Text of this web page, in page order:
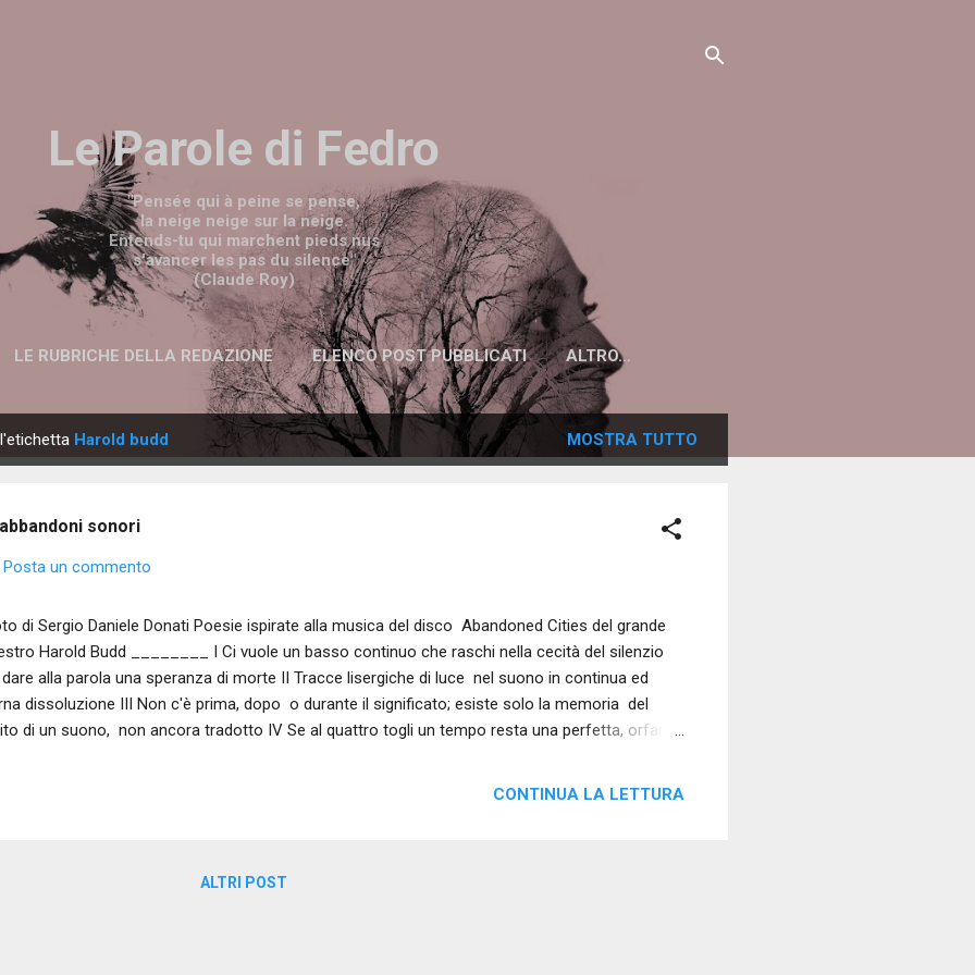
Le Parole di Fedro
"Pensée qui à peine se pense,
la neige neige sur la neige.
Entends-tu qui marchent pieds nus
s'avancer les pas du silence"
(Claude Roy)
LE RUBRICHE DELLA REDAZIONE ELENCO POST PUBBLICATI ALTRO…
Harold budd MOSTRA TUTTO
sonori
Posta un commento
di Sergio Daniele Donati Poesie ispirate alla musica del disco Abandoned Cities del grande
Harold Budd ________ I Ci vuole un basso continuo che raschi nella cecità del silenzio
alla parola una speranza di morte II Tracce lisergiche di luce nel suono in continua ed
dissoluzione III Non c'è prima, dopo o durante il significato; esiste solo la memoria del
di un suono, non ancora tradotto IV Se al quattro togli un tempo resta una perfetta, orfana
CONTINUA LA LETTURA
ALTRI POST